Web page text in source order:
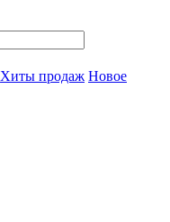
Хиты продаж Новое